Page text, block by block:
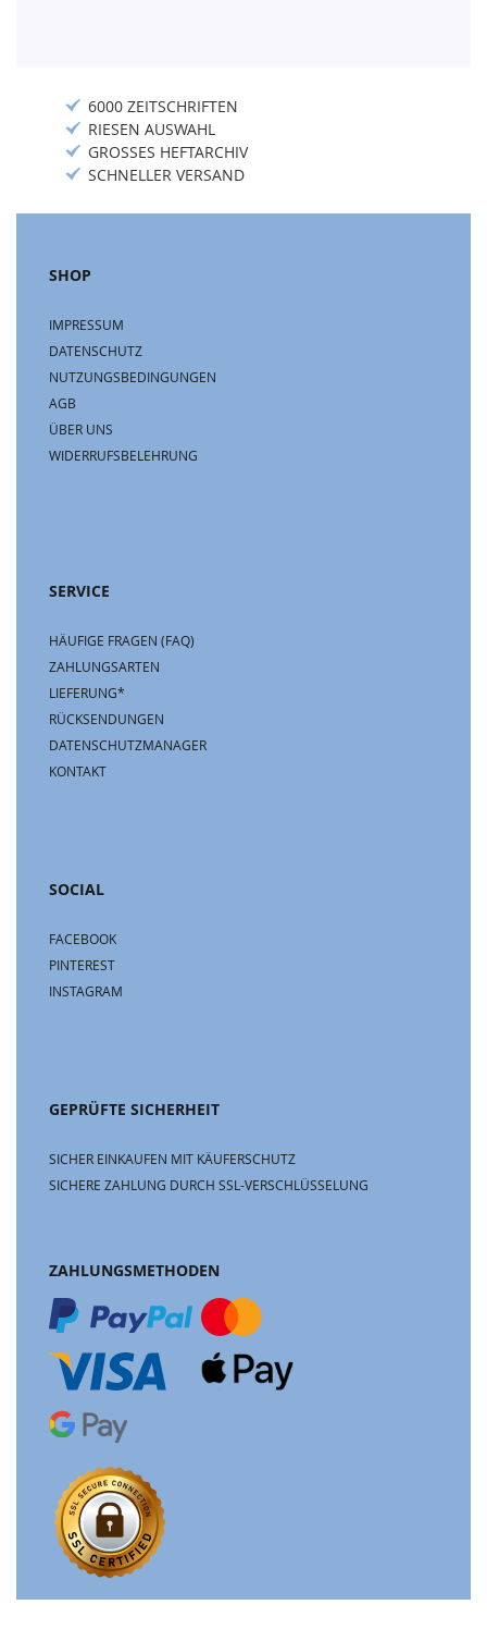
6000 ZEITSCHRIFTEN
RIESEN AUSWAHL
GROSSES HEFTARCHIV
SCHNELLER VERSAND
SHOP
IMPRESSUM
DATENSCHUTZ
NUTZUNGSBEDINGUNGEN
AGB
ÜBER UNS
WIDERRUFSBELEHRUNG
SERVICE
HÄUFIGE FRAGEN (FAQ)
ZAHLUNGSARTEN
LIEFERUNG*
RÜCKSENDUNGEN
DATENSCHUTZMANAGER
KONTAKT
SOCIAL
FACEBOOK
PINTEREST
INSTAGRAM
GEPRÜFTE SICHERHEIT
SICHER EINKAUFEN MIT KÄUFERSCHUTZ
SICHERE ZAHLUNG DURCH SSL-VERSCHLÜSSELUNG
ZAHLUNGSMETHODEN